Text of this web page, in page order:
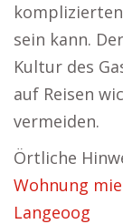
sein kann.
Kultur des
auf Reisen
vermeiden.
Örtliche
Wohnung
Langeoog